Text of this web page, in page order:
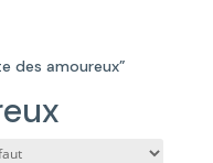
des amoureux”